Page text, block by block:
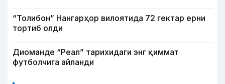
“Толибон” Нангарҳор вилоятида 72 гектар ерни
тортиб олди
Диоманде “Реал” тарихидаги энг қиммат
футболчига айланди